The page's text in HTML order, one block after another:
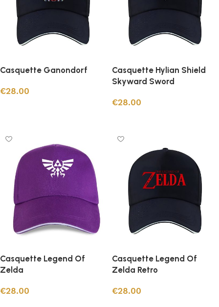
Casquette Ganondorf
€28.00
Casquette Hylian Shield
Skyward Sword
€28.00
Casquette Legend Of
Zelda
€28.00
Casquette Legend Of
Zelda Retro
€28.00